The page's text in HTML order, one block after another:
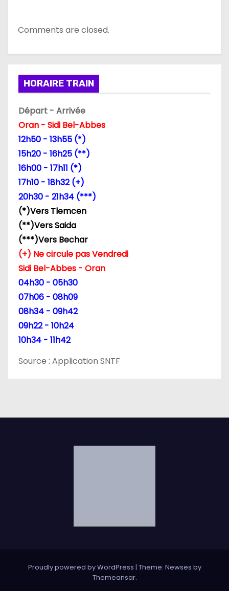
Comments are closed.
HORAIRE TRAIN
Départ - Arrivée
Oran - Sidi Bel-Abbes
12h50 - 13h55 (*)
15h20 - 16h25 (**)
16h00 - 17h11 (*)
17h10 - 18h32 (+)
20h30 - 21h34 (***)
(*)Vers Tlemcen
(**)Vers Saida
(***)Vers Bechar
(+) Ne circule pas Vendredi
Sidi Bel-Abbes - Oran
04h30 - 05h30
07h06 - 08h09
08h34 - 09h42
09h22 - 10h24
10h34 - 11h42
Source : Application SNTF
Proudly powered by WordPress | Theme: Newses by
Themeansar.